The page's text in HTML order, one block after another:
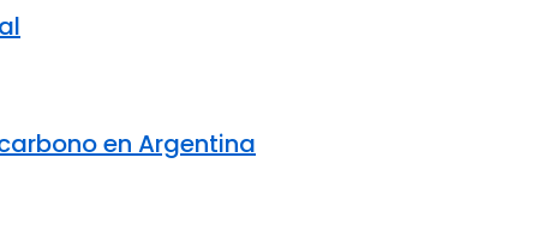
en Argentina